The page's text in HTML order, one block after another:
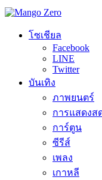
โซเชียล
Facebook
LINE
Twitter
บันเทิง
ภาพยนตร์
การแสดงส
การ์ตูน
ซีรีส์
เพลง
เกาหลี